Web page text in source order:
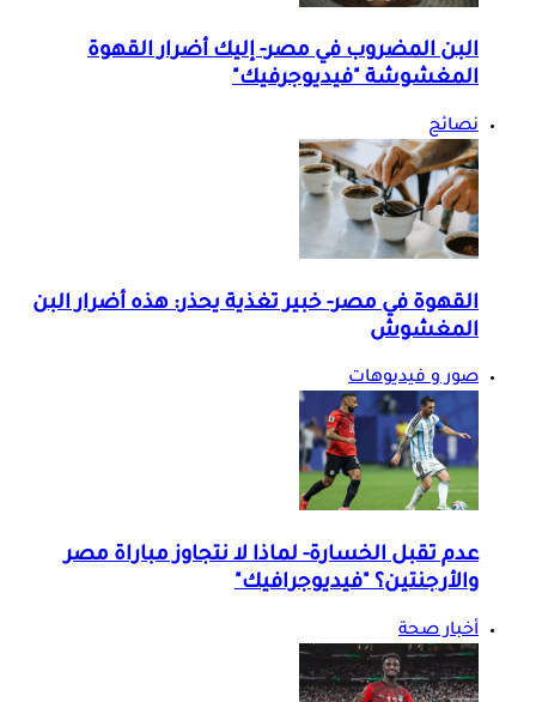
البن المضروب في مصر- إليك أضرار القهوة
المغشوشة "فيديوجرفيك"
نصائح
القهوة في مصر- خبير تغذية يحذر: هذه أضرار البن
المغشوش
صور و فيديوهات
عدم تقبل الخسارة- لماذا لا نتجاوز مباراة مصر
والأرجنتين؟ "فيديوجرافيك"
أخبار صحة